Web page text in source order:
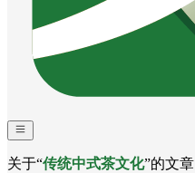
关于“传统中式茶文化”的文章